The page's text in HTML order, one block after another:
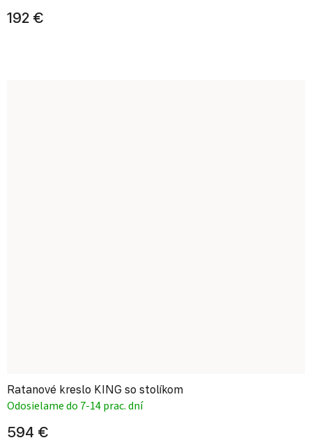
192 €
Ratanové kreslo KING so stolíkom
Odosielame do 7-14 prac. dní
594 €